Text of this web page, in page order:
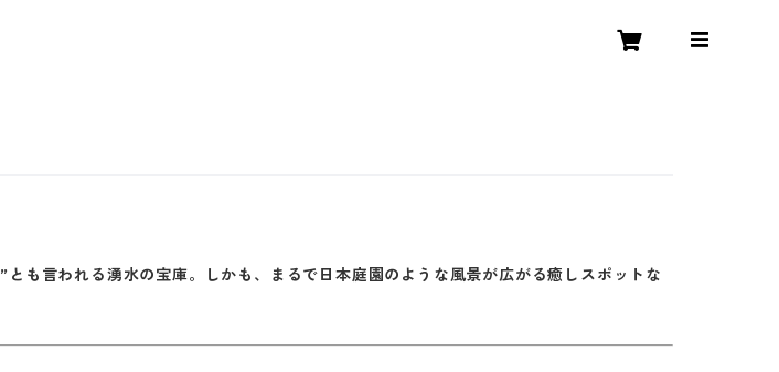
” とも言われる湧水の宝庫。しかも、まるで日本庭園のような風景が広がる癒しスポットな